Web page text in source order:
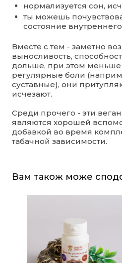
нормализуется сон,
ты можешь
состояние
Вместе с тем - заметно
выносливость,
дольше, при этом меньше
регулярные боли
суставные), они
исчезают.
Среди прочего - эти
являются хорошей
добавкой во время
табачной зависимости.
Вам також може